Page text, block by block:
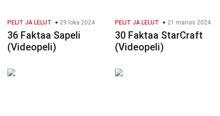
PELIT JA LELUT 29 loka 2024
36 Faktaa Sapeli
(Videopeli)
PELIT JA LELUT 21 marras 2024
30 Faktaa StarCraft
(Videopeli)